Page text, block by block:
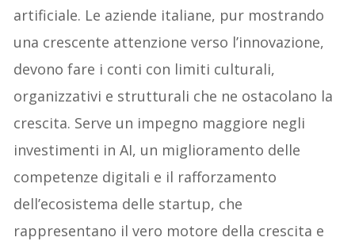
artificiale. Le aziende italiane, pur mostrando
una crescente attenzione verso l’innovazione,
devono fare i conti con limiti culturali,
organizzativi e strutturali che ne ostacolano la
crescita. Serve un impegno maggiore negli
investimenti in AI, un miglioramento delle
competenze digitali e il rafforzamento
dell’ecosistema delle startup, che
rappresentano il vero motore della crescita e